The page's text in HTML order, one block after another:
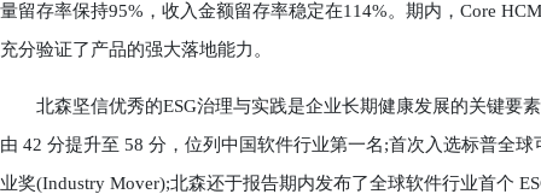
量留存率保持95%，收入金额留存率稳定在114%。期内，Core
充分验证了产品的强大落地能力。
北森坚信优秀的ESG治理与实践是企业长期健康发展的关键要素
由 42 分提升至 58 分，位列中国软件行业第一名;首次入选标普全
业奖(Industry Mover);北森还于报告期内发布了全球软件行业首个